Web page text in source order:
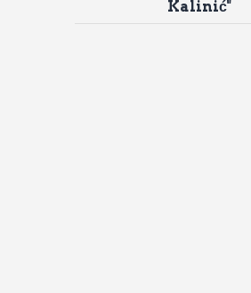
Kalinić"